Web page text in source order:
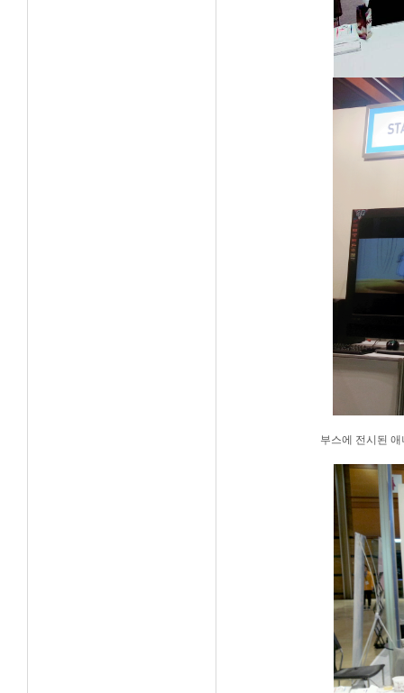
부스에 전시된